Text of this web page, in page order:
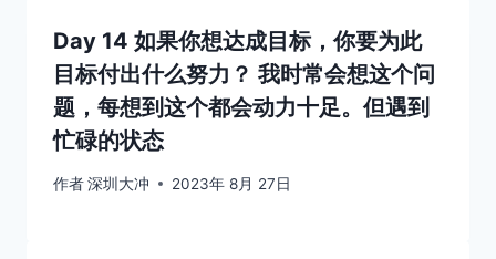
Day 14 如果你想达成目标，你要为此
目标付出什么努力？ 我时常会想这个问
题，每想到这个都会动力十足。但遇到
忙碌的状态
作者深圳大冲 2023年 8月 27日